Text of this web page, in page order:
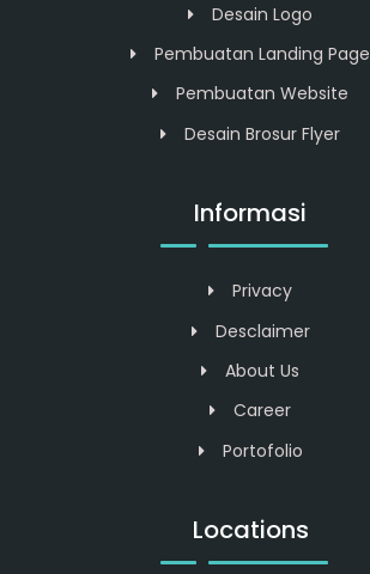
Desain Logo
Pembuatan Landing Page
Pembuatan Website
Desain Brosur Flyer
Informasi
Privacy
Desclaimer
About Us
Career
Portofolio
Locations